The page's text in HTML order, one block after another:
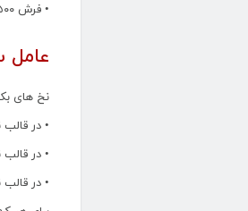
• فرش ۱۵۰۰ تراکم ۴۰۰۰ و ۴۵۰۰ را خواهد داشت.
عامل
نخ های
• در
• در قالب
• در قالب